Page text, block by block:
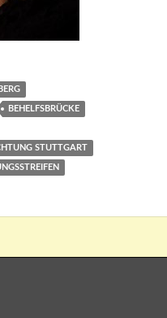
BEHELFSBRÜCKE
STUTTGART